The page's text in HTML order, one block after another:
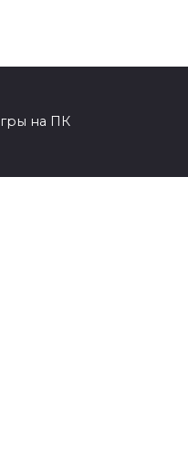
на ПК